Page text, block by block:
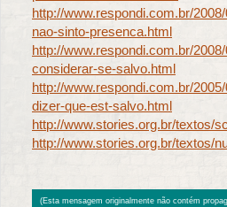
http://www.respondi.com.br/
nao-sinto-presenca.html
http://www.respondi.com.br/
considerar-se-salvo.html
http://www.respondi.com.br/
dizer-que-est-salvo.html
http://www.stories.org.br/textos/
http://www.stories.org.br/textos/
(Esta mensagem originalmente não contém